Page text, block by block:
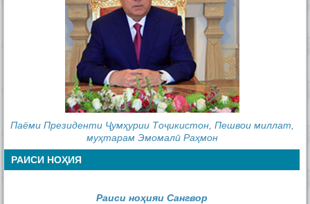
Паёми Президенти Ҷумҳурии Тоҷикистон, Пешвои миллат,
муҳтарам Эмомалӣ Раҳмон
РАИСИ НОҲИЯ
Раиси ноҳияи Сангвор